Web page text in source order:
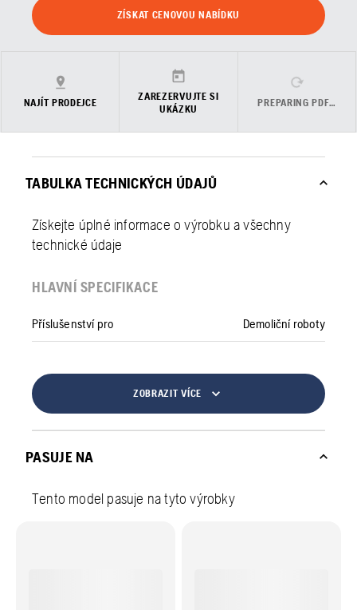
ZÍSKAT CENOVOU NABÍDKU
NAJÍT PRODEJCE
ZAREZERVUJTE SI
UKÁZKU
PREPARING PDF…
TABULKA TECHNICKÝCH ÚDAJŮ
Získejte úplné informace o výrobku a všechny
technické údaje
HLAVNÍ SPECIFIKACE
Příslušenství pro Demoliční roboty
ZOBRAZIT VÍCE
PASUJE NA
Tento model pasuje na tyto výrobky